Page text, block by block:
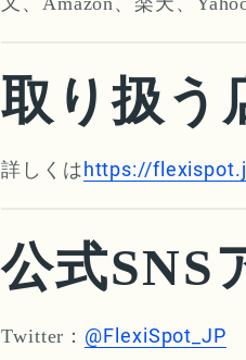
取り扱う
詳しくは https://
公式SNS
Twitter： @FlexiSpot_JP